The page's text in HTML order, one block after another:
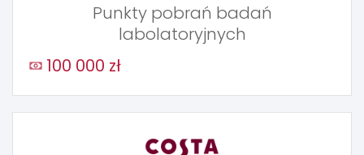
Punkty pobrań badań
labolatoryjnych
100 000 zł